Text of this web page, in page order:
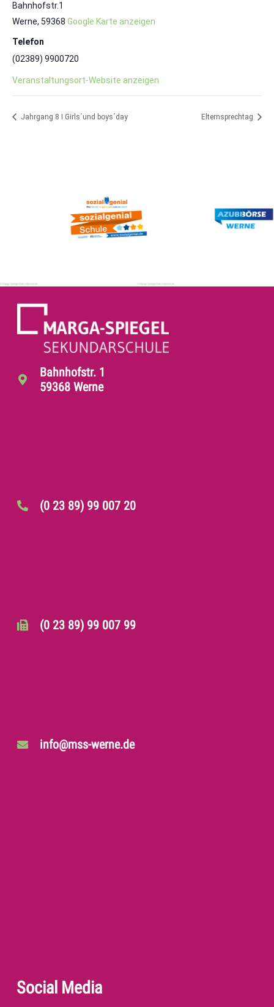
Bahnhofstr.1
Werne, 59368 Google Karte anzeigen
Telefon
(02389) 9900720
Veranstaltungsort-Website anzeigen
Jahrgang 8 I Girls´und boys´day Elternsprechtag
Bahnhofstr. 1
59368 Werne
(0 23 89) 99 007 20
(0 23 89) 99 007 99
info@mss-werne.de
Social Media